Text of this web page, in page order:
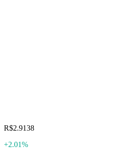
R$2.9138
+2.01%